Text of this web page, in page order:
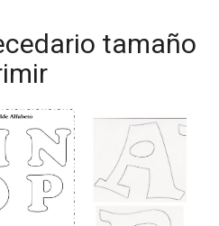
tamaño